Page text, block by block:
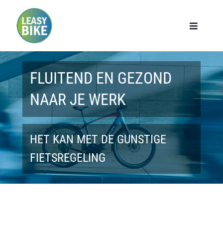
Toggle
Home
Werknemers
Werkgevers
Privé lease
Modellen
FLUITEND EN GEZOND
NAAR JE WERK
HET KAN MET DE GUNSTIGE
FIETSREGELING